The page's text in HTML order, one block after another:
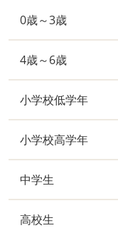
0歳～3歳
4歳～6歳
小学校低学年
小学校高学年
中学生
高校生